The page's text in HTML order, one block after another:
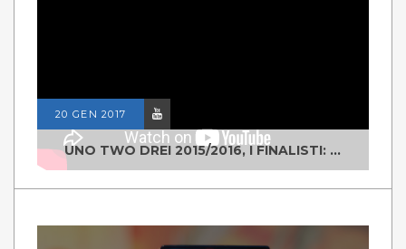
20 GEN 2017
UNO TWO DREI 2015/2016, I FINALISTI: CLASSE IV ALS ISTITUTO "DEGASPERI" BORGO VALSUGANA